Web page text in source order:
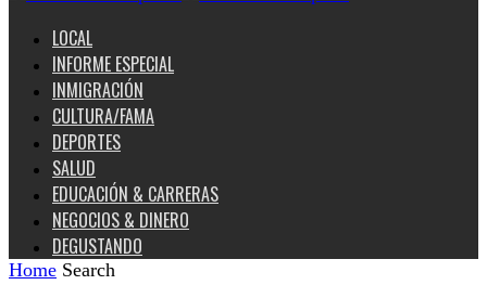
LOCAL
INFORME ESPECIAL
INMIGRACIÓN
CULTURA/FAMA
DEPORTES
SALUD
EDUCACIÓN & CARRERAS
NEGOCIOS & DINERO
DEGUSTANDO
Home Search